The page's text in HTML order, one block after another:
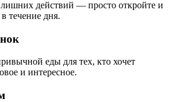
действий — просто откройте и
течение дня.
еды для тех, кто хочет
и интересное.